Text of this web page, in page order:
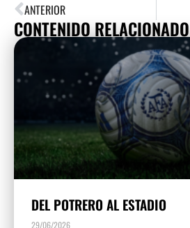
ANTERIOR
CONTENIDO RELACIONADO
DEL POTRERO AL ESTADIO
29/06/2026